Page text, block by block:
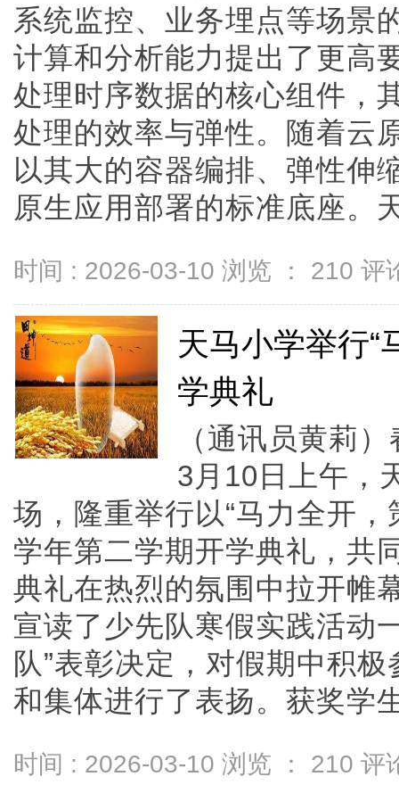
系统监控、业务埋点等场景
计算和分析能力提出了更高
处理时序数据的核心组件，
处理的效率与弹性。随着云
以其大的容器编排、弹性伸
原生应用部署的标准底座。
时间 : 2026-03-10 浏览 ： 210 评
天马小学举行“
学典礼
（通讯员黄莉
3月10日上午，
场，隆重举行以“马力全开
学年第二学期开学典礼，共
典礼在热烈的氛围中拉开帷
宣读了少先队寒假实践活动
队”表彰决定，对假期中积
和集体进行了表扬。获奖学
时间 : 2026-03-10 浏览 ： 210 评